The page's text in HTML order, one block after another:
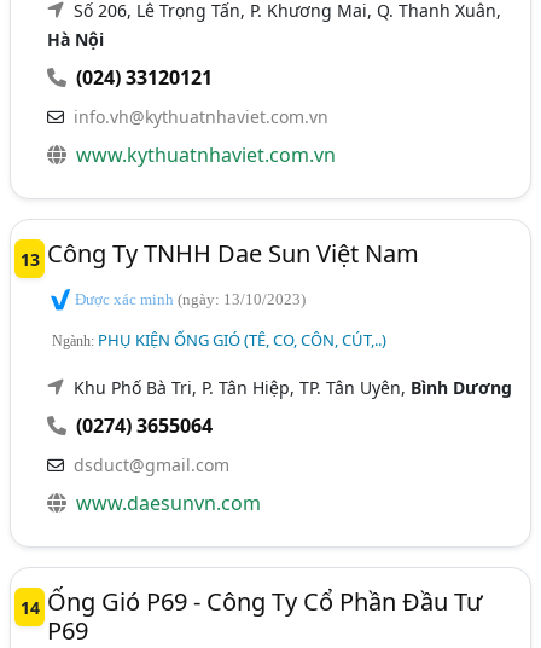
Số 206, Lê Trọng Tấn, P. Khương Mai, Q. Thanh Xuân,
Hà Nội
(024) 33120121
info.vh@kythuatnhaviet.com.vn
www.kythuatnhaviet.com.vn
13 Công Ty TNHH Dae Sun Việt Nam
Được xác minh(ngày: 13/10/2023)
Ngành: PHỤ KIỆN ỐNG GIÓ (TÊ, CO, CÔN, CÚT,..)
Khu Phố Bà Tri, P. Tân Hiệp, TP. Tân Uyên, Bình Dương
(0274) 3655064
dsduct@gmail.com
www.daesunvn.com
14 Ống Gió P69 - Công Ty Cổ Phần Đầu Tư
P69